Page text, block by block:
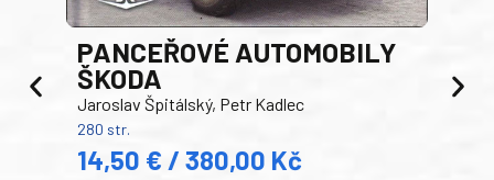
PANCEŘOVÉ AUTOMOBILY
ŠKODA
Jaroslav Špitálský, Petr Kadlec
280 str.
14,50 € / 380,00 Kč